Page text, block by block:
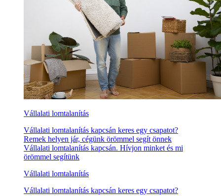
Vállalati lomtalanítás
Vállalati lomtalanítás kapcsán keres egy csapatot?
Remek helyen jár, cégünk örömmel segít önnek
Vállalati lomtalanítás kapcsán. Hívjon minket és mi
örömmel segítünk
Vállalati lomtalanítás
Vállalati lomtalanítás kapcsán keres egy csapatot?